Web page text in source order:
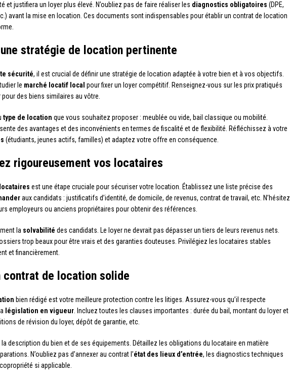
et justifiera un loyer plus élevé. N’oubliez pas de faire réaliser les diagnostics obligatoires (DPE,
avant la mise en location. Ces documents sont indispensables pour établir un contrat de location
stratégie de location pertinente
sécurité, il est crucial de définir une stratégie de location adaptée à votre bien et à vos objectifs.
le marché locatif local pour fixer un loyer compétitif. Renseignez-vous sur les prix pratiqués
des biens similaires au vôtre.
type de location que vous souhaitez proposer : meublée ou vide, bail classique ou mobilité.
des avantages et des inconvénients en termes de fiscalité et de flexibilité. Réfléchissez à votre
(étudiants, jeunes actifs, familles) et adaptez votre offre en conséquence.
rigoureusement vos locataires
est une étape cruciale pour sécuriser votre location. Établissez une liste précise des
aux candidats : justificatifs d’identité, de domicile, de revenus, contrat de travail, etc. N’hésitez
employeurs ou anciens propriétaires pour obtenir des références.
la solvabilité des candidats. Le loyer ne devrait pas dépasser un tiers de leurs revenus nets.
trop beaux pour être vrais et des garanties douteuses. Privilégiez les locataires stables
et financièrement.
contrat de location solide
bien rédigé est votre meilleure protection contre les litiges. Assurez-vous qu’il respecte
législation en vigueur . Incluez toutes les clauses importantes : durée du bail, montant du loyer et
de révision du loyer, dépôt de garantie, etc.
description du bien et de ses équipements. Détaillez les obligations du locataire en matière
N’oubliez pas d’annexer au contrat l’état des lieux d’entrée, les diagnostics techniques
si applicable.